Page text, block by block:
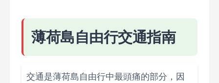
薄荷島自由行交通指南
交通是薄荷島自由行中最頭痛的部分，因